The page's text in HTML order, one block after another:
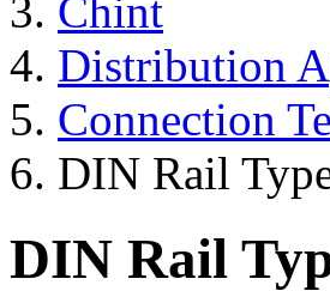
Chint
Distribution
Connection
DIN Rail
DIN Rail